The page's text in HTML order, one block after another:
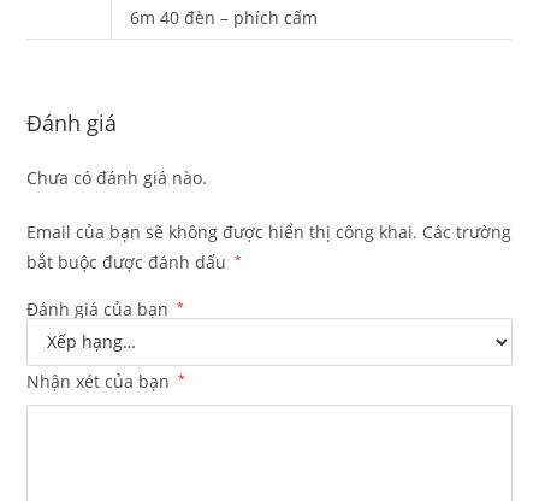
6m 40 đèn – phích cấm
Đánh giá
Chưa có đánh giá nào.
Email của bạn sẽ không được hiển thị công khai. Các trường
bắt buộc được đánh dấu
*
Đánh giá của bạn *
Nhận xét của bạn *